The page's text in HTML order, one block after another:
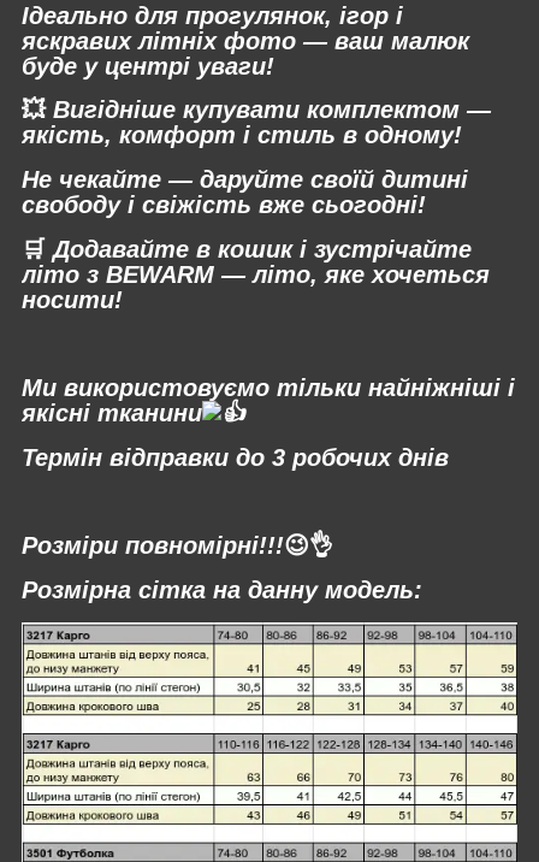
Ідеально для прогулянок, ігор і
яскравих літніх фото — ваш малюк
буде у центрі уваги!
💥Вигідніше купувати комплектом —
якість, комфорт і стиль в одному!
Не чекайте — даруйте своїй дитині
свободу і свіжість вже сьогодні!
🛒 Додавайте в кошик і зустрічайте
літо з BEWARM — літо, яке хочеться
носити!
Ми використовуємо тільки найніжніші і
якісні тканини
Термін відправки до 3 робочих днів
Розміри повномірні!!!😉👌
Розмірна сітка на данну модель: